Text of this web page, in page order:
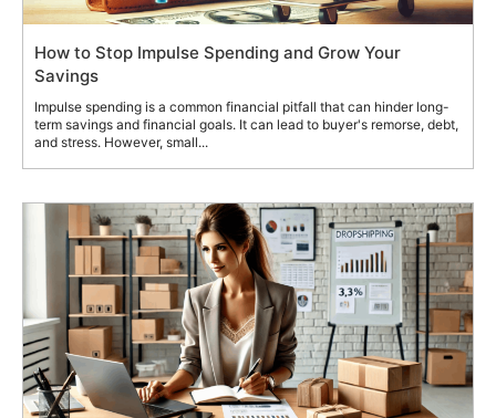
How to Stop Impulse Spending and Grow Your
Savings
Impulse spending is a common financial pitfall that can hinder long-
term savings and financial goals. It can lead to buyer's remorse, debt,
and stress. However, small...